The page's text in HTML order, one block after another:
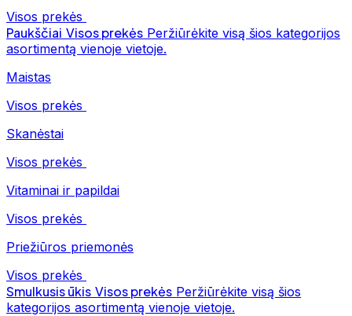
Visos prekės
Paukščiai Visos prekės Peržiūrėkite visą šios kategorijos
asortimentą vienoje vietoje.
Maistas
Visos prekės
Skanėstai
Visos prekės
Vitaminai ir papildai
Visos prekės
Priežiūros priemonės
Visos prekės
Smulkusis ūkis Visos prekės Peržiūrėkite visą šios
kategorijos asortimentą vienoje vietoje.